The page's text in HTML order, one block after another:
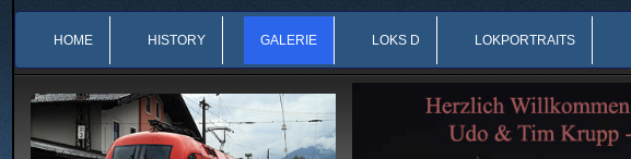
HOME HISTORY GALERIE LOKS D LOKPORTRAITS